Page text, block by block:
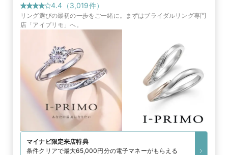
4.4 （3,019件）
リング選びの最初の一歩をご一緒に。まずはブライダルリング専門
店「アイプリモ」へ。
マイナビ限定来店特典
条件クリアで最大65,000円分の電子マネーがもらえる